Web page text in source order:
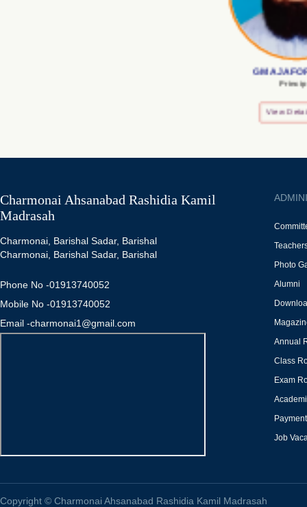
GMA JAFOR
Principal
View Detail
Charmonai Ahsanabad Rashidia Kamil
Madrasah
Charmonai, Barishal Sadar, Barishal
Charmonai, Barishal Sadar, Barishal
Phone No -01913740052
Mobile No -01913740052
Email -charmonai1@gmail.com
Photo
Alumni
Annual
Class
Exam
Job
Copyright © Charmonai Ahsanabad Rashidia Kamil Madrasah